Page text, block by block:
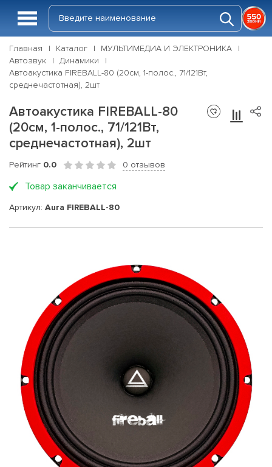
Главная Каталог
МУЛЬТИМЕДИА И ЭЛЕКТРОНИКА
Автозвук
Динамики
Автоакустика FIREBALL-80 (20см, 1-полос., 71/121Вт,
среднечастотная), 2шт
Автоакустика FIREBALL-80
(20см, 1-полос., 71/121Вт,
среднечастотная), 2шт
Рейтинг 0.0 0 отзывов
Товар заканчивается
Артикул: Aura FIREBALL-80